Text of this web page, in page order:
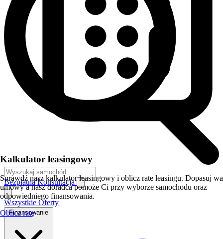
Bezpłatna Konsultacja
Wszystkie Oferty
Finansowanie
Kalkulator leasingowy
Sprawdź nasz kalkulator leasingowy i oblicz rate leasingu. Dopasuj
umowy a nasz doradca pomoże Ci przy wyborze samochodu oraz
odpowiedniego finansowania.
Oblicz ratę